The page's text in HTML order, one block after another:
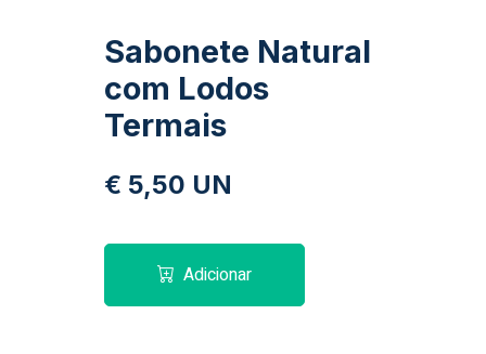
Sabonete Natural
com Lodos
Termais
€ 5,50 UN
Adicionar